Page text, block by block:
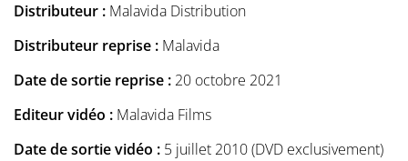
Distributeur : Malavida Distribution
Distributeur reprise : Malavida
Date de sortie reprise : 20 octobre 2021
Editeur vidéo : Malavida Films
Date de sortie vidéo : 5 juillet 2010 (DVD exclusivement)